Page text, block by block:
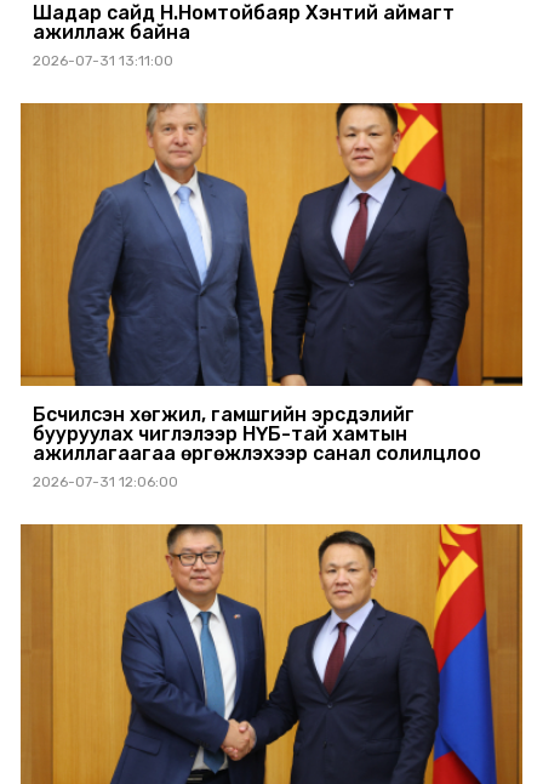
Шадар сайд Н.Номтойбаяр Хэнтий аймагт
ажиллаж байна
2026-07-31 13:11:00
Бүсчилсэн хөгжил, гамшгийн эрсдэлийг
бууруулах чиглэлээр НҮБ-тай хамтын
ажиллагаагаа өргөжүүлэхээр санал солилцлоо
2026-07-31 12:06:00